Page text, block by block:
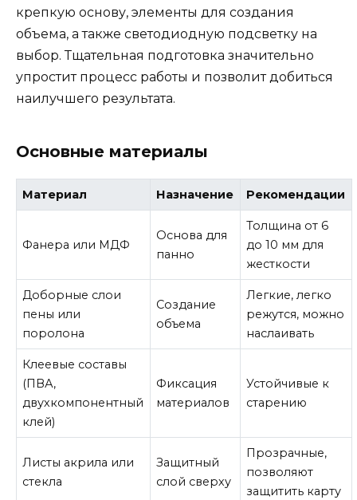
крепкую основу, элементы для создания
объема, а также светодиодную подсветку на
выбор. Тщательная подготовка значительно
упростит процесс работы и позволит добиться
наилучшего результата.
Основные материалы
Материал Назначение Рекомендации
Фанера или МДФ
Основа для
панно
Толщина от 6
до 10 мм для
жесткости
Доборные слои
пены или
поролона
Создание
объема
Легкие, легко
режутся, можно
наслаивать
Клеевые составы
(ПВА,
двухкомпонентный
клей)
Фиксация
материалов
Устойчивые к
старению
Листы акрила или
стекла
Защитный
слой сверху
Прозрачные,
позволяют
защитить карту